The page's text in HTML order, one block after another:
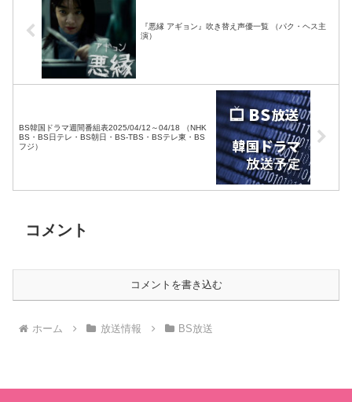
『悪縁 アギョン』吹き替え声優一覧 （パク・ヘス主
演）
BS韓国ドラマ週間番組表2025/04/12～04/18 （NHK
BS・BS日テレ・BS朝日・BS-TBS・BSテレ東・BS
フジ）
コメント
コメントを書き込む
ホーム 放送情報 BS放送